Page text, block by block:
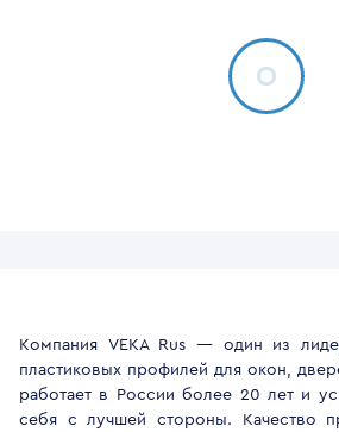
Компания VEKA Rus — один из
пластиковых профилей для окон,
работает в России более 20 лет и
себя с лучшей стороны. Качество